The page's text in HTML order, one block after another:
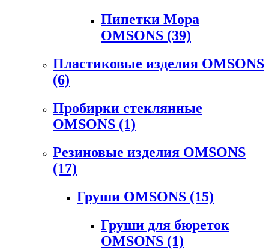
Пипетки Мора
OMSONS (39)
Пластиковые изделия OMSONS
(6)
Пробирки стеклянные
OMSONS (1)
Резиновые изделия OMSONS
(17)
Груши OMSONS (15)
Груши для бюреток
OMSONS (1)